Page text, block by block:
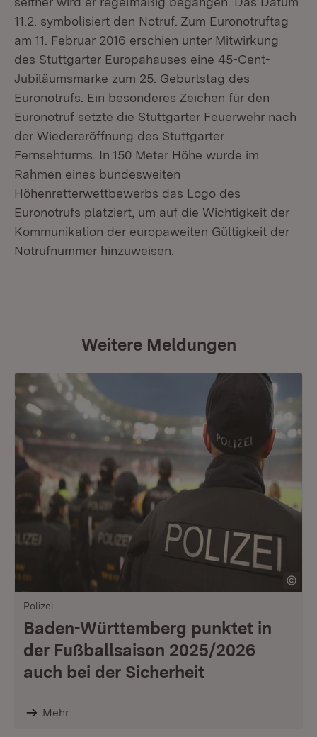
11.2. symbolisiert den Notruf. Zum Euronotruftag
am 11. Februar 2016 erschien unter Mitwirkung
des Stuttgarter Europahauses eine 45-Cent-
Jubiläumsmarke zum 25. Geburtstag des
Euronotrufs. Ein besonderes Zeichen für den
Euronotruf setzte die Stuttgarter Feuerwehr nach
der Wiedereröffnung des Stuttgarter
Fernsehturms. In 150 Meter Höhe wurde im
Rahmen eines bundesweiten
Höhenretterwettbewerbs das Logo des
Euronotrufs platziert, um auf die Wichtigkeit der
Kommunikation der europaweiten Gültigkeit der
Notrufnummer hinzuweisen.
Weitere Meldungen
Polizei
Baden-Württemberg punktet in
der Fußballsaison 2025/2026
auch bei der Sicherheit
Mehr